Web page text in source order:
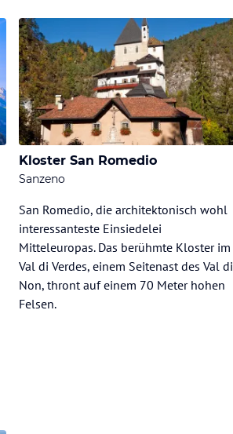
Kloster San Romedio
Sanzeno
San Romedio, die architektonisch wohl
interessanteste Einsiedelei
Mitteleuropas. Das berühmte Kloster im
Val di Verdes, einem Seitenast des Val di
Non, thront auf einem 70 Meter hohen
Felsen.